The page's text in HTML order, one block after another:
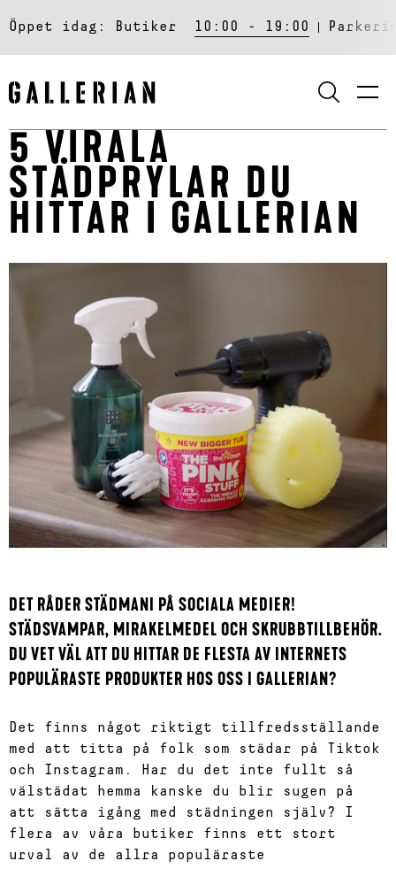
Öppet idag: Butiker 10:00 - 19:00
5 VIRALA
STÄDPRYLAR DU
HITTAR I GALLERIAN
DET RÅDER STÄDMANI PÅ SOCIALA MEDIER!
STÄDSVAMPAR, MIRAKELMEDEL OCH SKRUBBTILLBEHÖR.
DU VET VÄL ATT DU HITTAR DE FLESTA AV INTERNETS
POPULÄRASTE PRODUKTER HOS OSS I GALLERIAN?
Det finns något riktigt tillfredsställande
med att titta på folk som städar på Tiktok
och Instagram. Har du det inte fullt så
välstädat hemma kanske du blir sugen på
att sätta igång med städningen själv? I
flera av våra butiker finns ett stort
urval av de allra populäraste